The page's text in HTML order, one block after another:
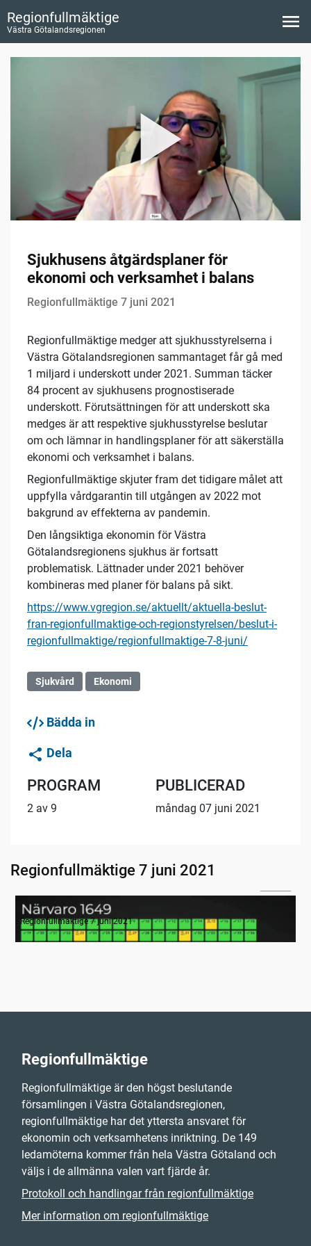
Regionfullmäktige
Västra Götalandsregionen
Sjukhusens åtgärdsplaner för
ekonomi och verksamhet i balans
Regionfullmäktige 7 juni 2021
Regionfullmäktige medger att sjukhusstyrelserna i
Västra Götalandsregionen sammantaget får gå med
1 miljard i underskott under 2021. Summan täcker
84 procent av sjukhusens prognostiserade
underskott. Förutsättningen för att underskott ska
medges är att respektive sjukhusstyrelse beslutar
om och lämnar in handlingsplaner för att säkerställa
ekonomi och verksamhet i balans.
Regionfullmäktige skjuter fram det tidigare målet att
uppfylla vårdgarantin till utgången av 2022 mot
bakgrund av effekterna av pandemin.
Den långsiktiga ekonomin för Västra
Götalandsregionens sjukhus är fortsatt
problematisk. Lättnader under 2021 behöver
kombineras med planer för balans på sikt.
https://www.vgregion.se/aktuellt/aktuella-beslut-
fran-regionfullmaktige-och-regionstyrelsen/beslut-i-
regionfullmaktige/regionfullmaktige-7-8-juni/
Sjukvård Ekonomi
Bädda in
Dela
PROGRAM
2 av 9
PUBLICERAD
måndag 07 juni 2021
Regionfullmäktige 7 juni 2021
Inledande formalia
Regionfullmäktige 7 juni 2021
Regionfullmäktige
Regionfullmäktige är den högst beslutande
församlingen i Västra Götalandsregionen,
regionfullmäktige har det yttersta ansvaret för
ekonomin och verksamhetens inriktning. De 149
ledamöterna kommer från hela Västra Götaland och
väljs i de allmänna valen vart fjärde år.
Protokoll och handlingar från regionfullmäktige
Mer information om regionfullmäktige